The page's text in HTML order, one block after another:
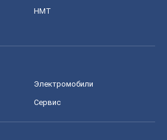
НМТ
Электромобили
Сервис